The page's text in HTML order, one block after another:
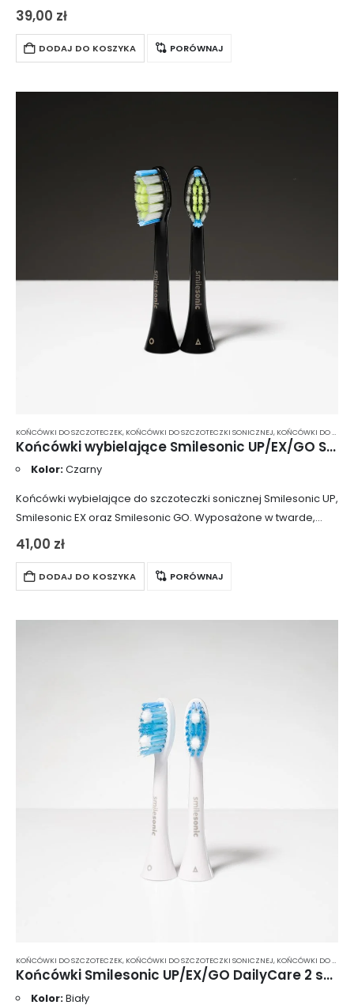
codziennego mycia zębów wrażliwych. Główki końcówek
posiadają bardzo miękkie włosie, które zmienia kolor wraz ze
stopniowym…
39,00 zł
DODAJ DO KOSZYKA PORÓWNAJ
KOŃCÓWKI DO SZCZOTECZEK, KOŃCÓWKI DO SZCZOTECZKI SONICZNEJ, KOŃCÓWKI DO SZCZOTECZKI SONICZNEJ SMILESONIC
Końcówki wybielające Smilesonic UP/EX/GO ShinyWhite 2 szt. – czarne
Kolor:Czarny
Końcówki wybielające do szczoteczki sonicznej Smilesonic UP,
Smilesonic EX oraz Smilesonic GO. Wyposażone w twarde,
gęste włosie, skutecznie usuwają barwiący osad z
szczoteczki…
41,00 zł
DODAJ DO KOSZYKA PORÓWNAJ
KOŃCÓWKI DO SZCZOTECZEK, KOŃCÓWKI DO SZCZOTECZKI SONICZNEJ, KOŃCÓWKI DO SZCZOTECZKI SONICZNEJ SMILESONIC
Końcówki Smilesonic UP/EX/GO DailyCare 2 szt. – białe
Kolor:Biały